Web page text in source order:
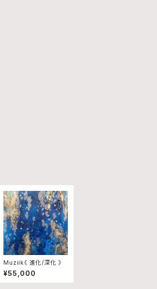
Muziik《 進化/深化 》
¥55,000